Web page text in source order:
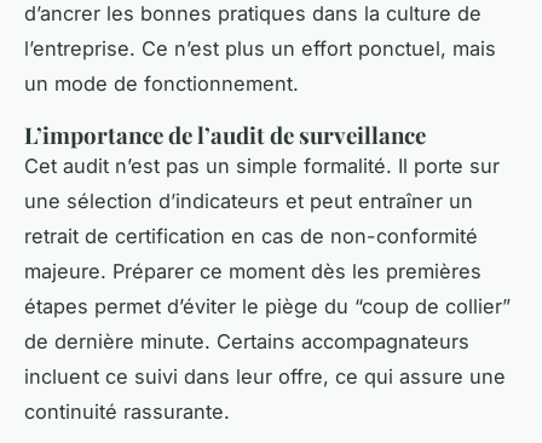
d’ancrer les bonnes pratiques dans la culture de
l’entreprise. Ce n’est plus un effort ponctuel, mais
un mode de fonctionnement.
L’importance de l’audit de surveillance
Cet audit n’est pas un simple formalité. Il porte sur
une sélection d’indicateurs et peut entraîner un
retrait de certification en cas de non-conformité
majeure. Préparer ce moment dès les premières
étapes permet d’éviter le piège du “coup de collier”
de dernière minute. Certains accompagnateurs
incluent ce suivi dans leur offre, ce qui assure une
continuité rassurante.